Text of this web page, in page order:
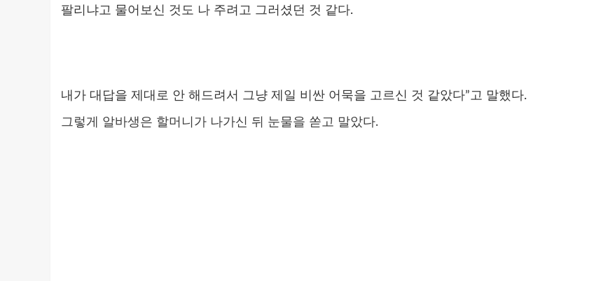
팔리냐고 물어보신 것도 나 주려고 그러셨던 것 같다.
내가 대답을 제대로 안 해드려서 그냥 제일 비싼 어묵을 고르신 것 같았다”고 말했다.
그렇게 알바생은 할머니가 나가신 뒤 눈물을 쏟고 말았다.